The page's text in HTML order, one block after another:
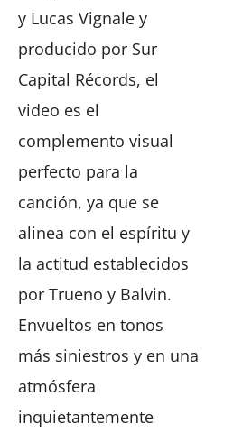
y Lucas Vignale y
producido por Sur
Capital Récords, el
video es el
complemento visual
perfecto para la
canción, ya que se
alinea con el espíritu y
la actitud establecidos
por Trueno y Balvin.
Envueltos en tonos
más siniestros y en una
atmósfera
inquietantemente